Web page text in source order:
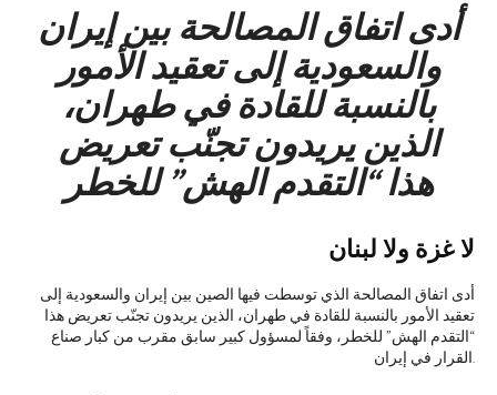
أدى اتفاق المصالحة بين إيران
والسعودية إلى تعقيد الأمور
بالنسبة للقادة في طهران،
الذين يريدون تجنّب تعريض
هذا “التقدم الهش” للخطر
لا غزة ولا لبنان
أدى اتفاق المصالحة الذي توسطت فيها الصين بين إيران والسعودية إلى
تعقيد الأمور بالنسبة للقادة في طهران، الذين يريدون تجنّب تعريض هذا
“التقدم الهش” للخطر، وفقاً لمسؤول كبير سابق مقرب من كبار صناع
القرار في إيران.